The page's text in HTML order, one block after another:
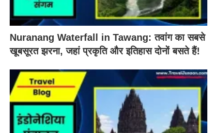
Nuranang Waterfall in Tawang: तवांग का सबसे
खूबसूरत झरना, जहां प्रकृति और इतिहास दोनों बसते हैं!